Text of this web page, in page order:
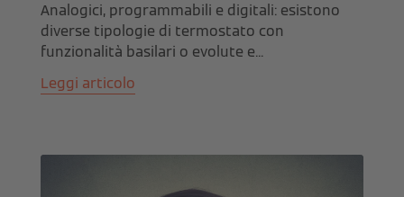
Analogici, programmabili e digitali: esistono
diverse tipologie di termostato con
funzionalità basilari o evolute e...
Leggi articolo